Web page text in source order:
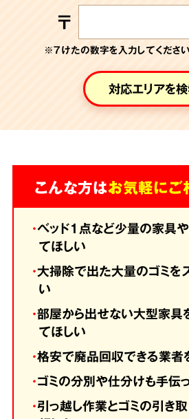
〒
※７けたの数字を入力してくださ
対応エリアを
こんな方はお気軽にご
・ベッド1点など少量の家具
てほしい
・大掃除で出た大量のゴミを
い
・部屋から出せない大型家具
てほしい
・格安で廃品回収できる業者
・ゴミの分別や仕分けも手伝
・引っ越し作業とゴミの引き